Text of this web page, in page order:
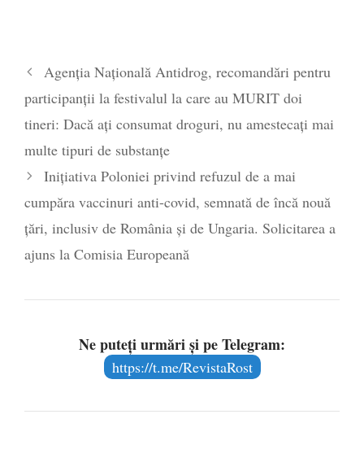
Agenția Națională Antidrog, recomandări pentru
participanții la festivalul la care au MURIT doi
tineri: Dacă ați consumat droguri, nu amestecați mai
multe tipuri de substanțe
Inițiativa Poloniei privind refuzul de a mai
cumpăra vaccinuri anti-covid, semnată de încă nouă
țări, inclusiv de România și de Ungaria. Solicitarea a
ajuns la Comisia Europeană
Ne puteți urmări și pe Telegram:
https://t.me/RevistaRost